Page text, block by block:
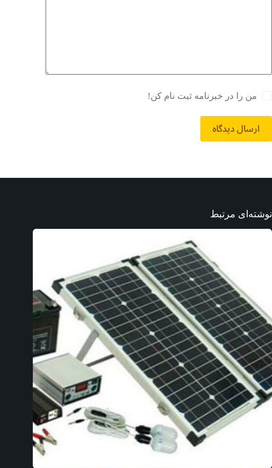
من را در خبرنامه ثبت نام کن!
ارسال دیدگاه
نوشته‌ای مرتبط